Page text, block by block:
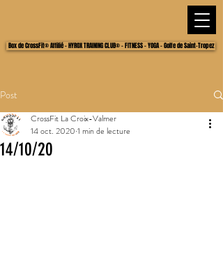
Box de CrossFit® Affilié - HYROX TRAINING CLUB® - FITNESS - YOGA - Golfe de Saint-Tropez
Post
14/10/20
CrossFit La Croix-Valmer
14 oct. 2020 1 min de lecture